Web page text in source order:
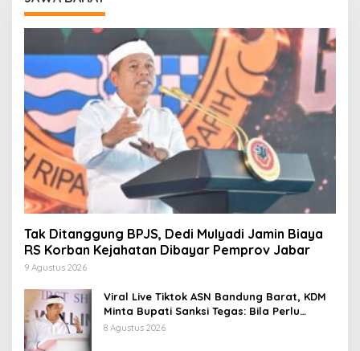
Tak Ditanggung BPJS, Dedi Mulyadi Jamin Biaya
RS Korban Kejahatan Dibayar Pemprov Jabar
9 Agustus 2026
Viral Live Tiktok ASN Bandung Barat, KDM
Minta Bupati Sanksi Tegas: Bila Perlu
Pemberhentian
8 Agustus 2026